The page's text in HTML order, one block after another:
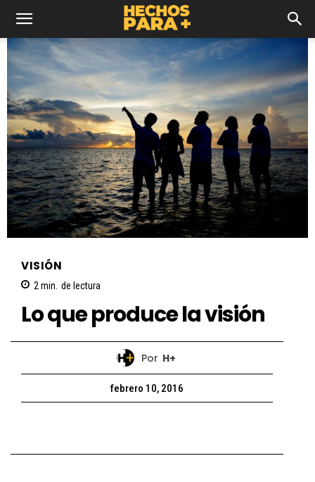
VISIÓN
2 min. de lectura
Lo que produce la visión
Por H+
febrero 10, 2016